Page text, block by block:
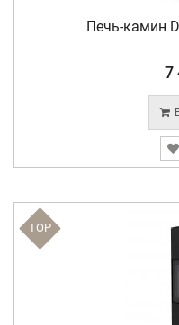
Печь-камин
7
TOP